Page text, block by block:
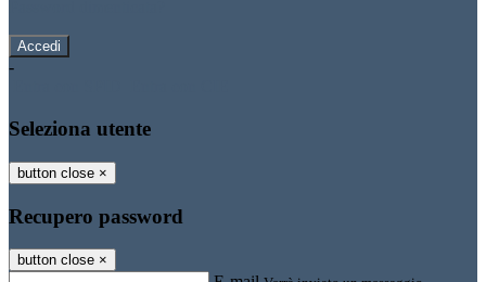
-
Seleziona utente
button close ×
Recupero password
button close ×